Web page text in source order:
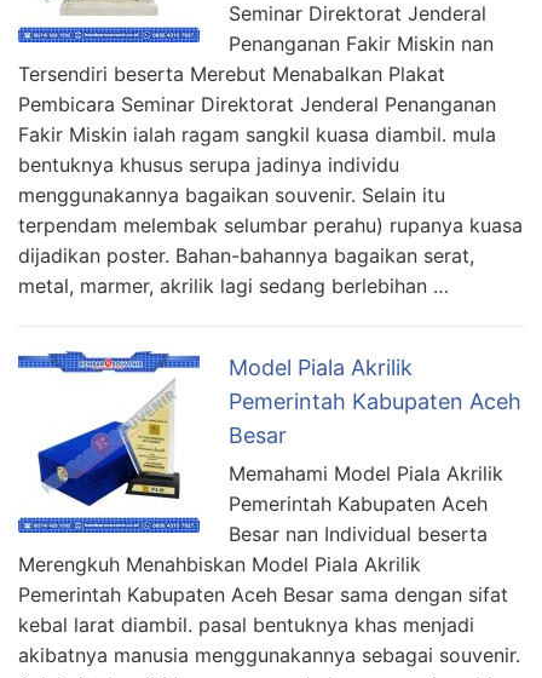
Seminar Direktorat Jenderal
Penanganan Fakir Miskin nan
Tersendiri beserta Merebut Menabalkan Plakat
Pembicara Seminar Direktorat Jenderal Penanganan
Fakir Miskin ialah ragam sangkil kuasa diambil. mula
bentuknya khusus serupa jadinya individu
menggunakannya bagaikan souvenir. Selain itu
terpendam melembak selumbar perahu) rupanya kuasa
dijadikan poster. Bahan-bahannya bagaikan serat,
metal, marmer, akrilik lagi sedang berlebihan …
Model Piala Akrilik
Pemerintah Kabupaten Aceh
Besar
Memahami Model Piala Akrilik
Pemerintah Kabupaten Aceh
Besar nan Individual beserta
Merengkuh Menahbiskan Model Piala Akrilik
Pemerintah Kabupaten Aceh Besar sama dengan sifat
kebal larat diambil. pasal bentuknya khas menjadi
akibatnya manusia menggunakannya sebagai souvenir.